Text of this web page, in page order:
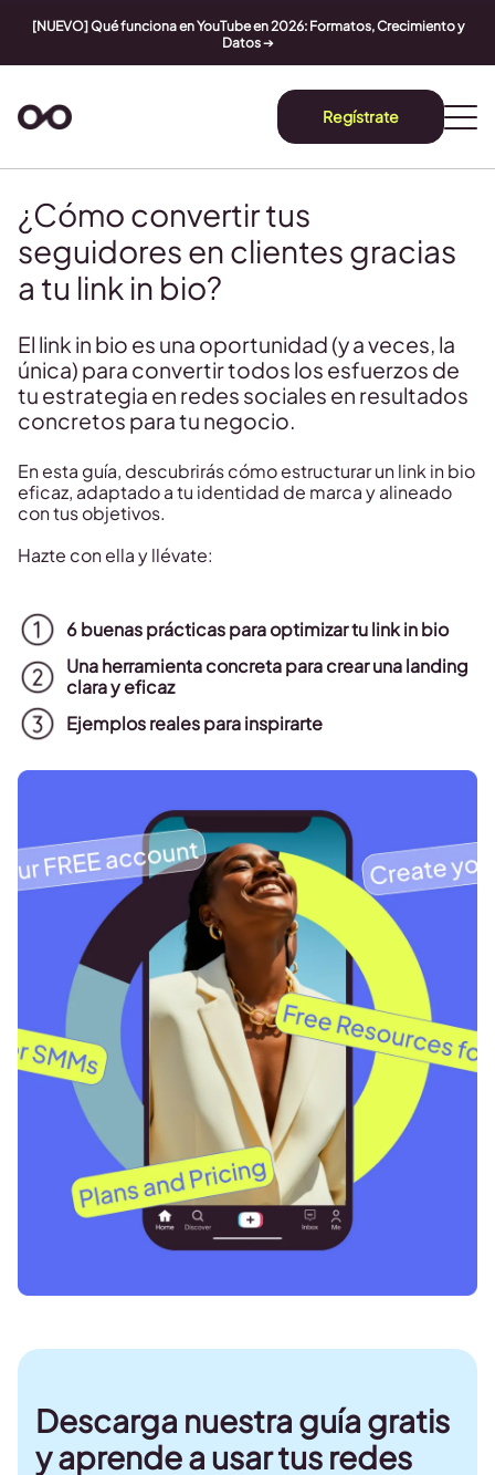
[NUEVO] Qué funciona en YouTube en 2026: Formatos, Crecimiento y
Datos➔
Regístrate
¿Cómo convertir tus
seguidores en clientes gracias
a tu link in bio?
El link in bio es una oportunidad (y a veces, la
única) para convertir todos los esfuerzos de
tu estrategia en redes sociales en resultados
concretos para tu negocio.
En esta guía, descubrirás cómo estructurar un link in bio
eficaz, adaptado a tu identidad de marca y alineado
con tus objetivos.
Hazte con ella y llévate:
6 buenas prácticas para optimizar tu link in bio
Una herramienta concreta para crear una landing
clara y eficaz
Ejemplos reales para inspirarte
Descarga nuestra guía gratis
y aprende a usar tus redes